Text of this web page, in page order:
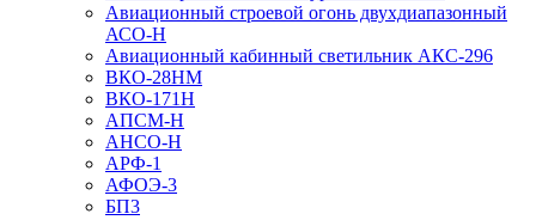
Авиационный строевой огонь двухдиапазонный
АСО-Н
Авиационный кабинный светильник АКС-296
ВКО-28НМ
ВКО-171Н
АПСМ-Н
АНСО-Н
АРФ-1
АФОЭ-3
БП3